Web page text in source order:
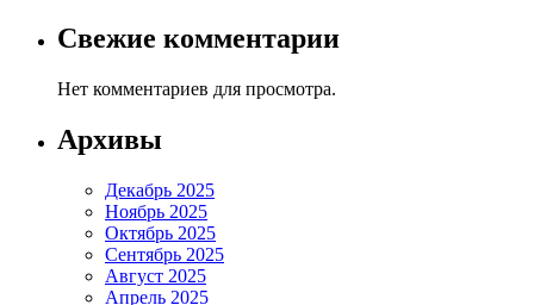
Свежие комментарии
Нет комментариев для просмотра.
Архивы
Декабрь 2025
Ноябрь 2025
Октябрь 2025
Сентябрь 2025
Август 2025
Апрель 2025